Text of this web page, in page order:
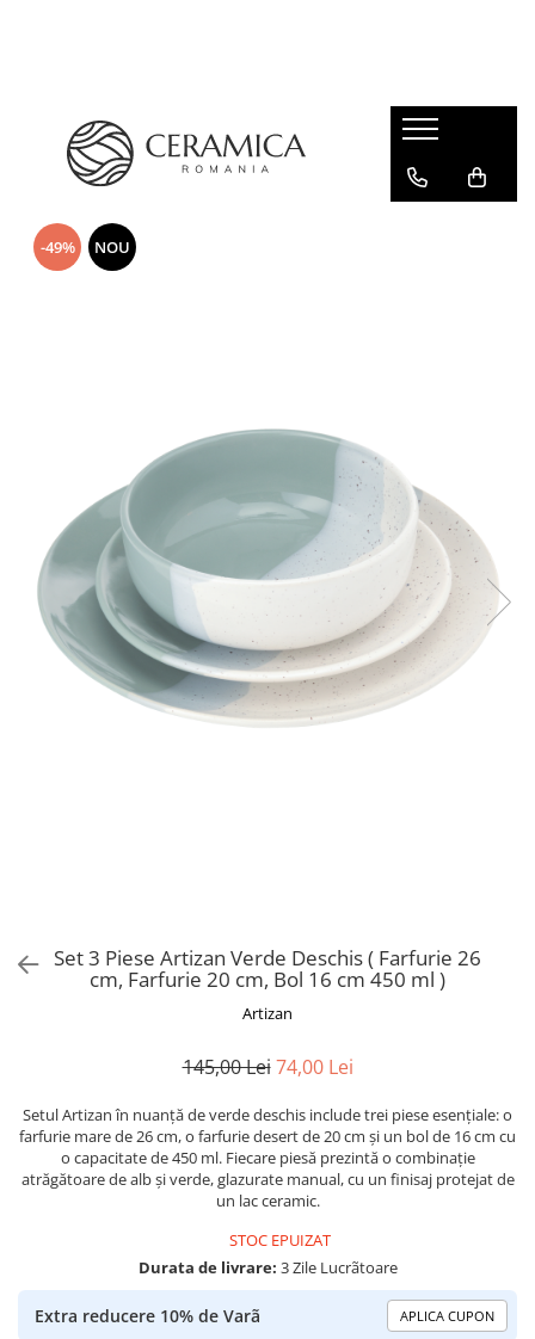
Căni & Cești
Pahare Ceramica Senso Novum
-49% NOU
Set 3 Piese Artizan Verde Deschis ( Farfurie 26
cm, Farfurie 20 cm, Bol 16 cm 450 ml )
Artizan
145,00 Lei 74,00 Lei
Setul Artizan în nuanță de verde deschis include trei piese esențiale: o
farfurie mare de 26 cm, o farfurie desert de 20 cm și un bol de 16 cm cu
o capacitate de 450 ml. Fiecare piesă prezintă o combinație
atrăgătoare de alb și verde, glazurate manual, cu un finisaj protejat de
un lac ceramic.
STOC EPUIZAT
Durata de livrare: 3 Zile Lucrãtoare
Extra reducere 10% de Varã APLICA CUPON